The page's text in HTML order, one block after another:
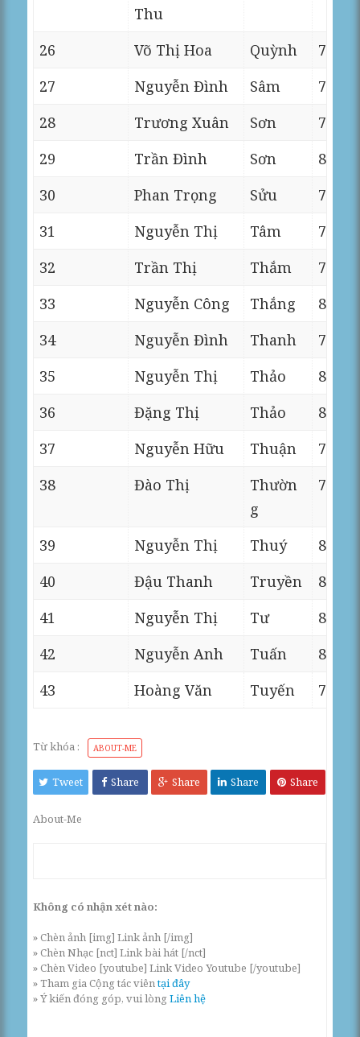
Thu
26 Võ Thị Hoa Quỳnh
7
27
Nguyễn Đình Sâm
7
28
Trương Xuân Sơn
7
29
Trần Đình Sơn
8
30
Phan Trọng Sửu
7
31
Nguyễn Thị Tâm
7
32
Trần Thị Thắm
7
33
Nguyễn Công Thắng
8
34
Nguyễn Đình Thanh
7
35
Nguyễn Thị Thảo
8
36
Đặng Thị Thảo
8
37
Nguyễn Hữu Thuận
7
38
Đào Thị
Thườn
g
7
39 Nguyễn Thị Thuý
8
40
Đậu Thanh Truyền
8
41
Nguyễn Thị Tư
8
42
Nguyễn Anh Tuấn
8
43
Hoàng Văn Tuyến 7
Từ khóa : ABOUT-ME
Tweet Share Share Share Share
About-Me
Không có nhận xét nào:
» Chèn ảnh [img] Link ảnh [/img]
» Chèn Nhạc [nct] Link bài hát [/nct]
» Chèn Video [youtube] Link Video Youtube [/youtube]
» Tham gia Cộng tác viêntại đây
» Ý kiến đóng góp, vui lòngLiên hệ